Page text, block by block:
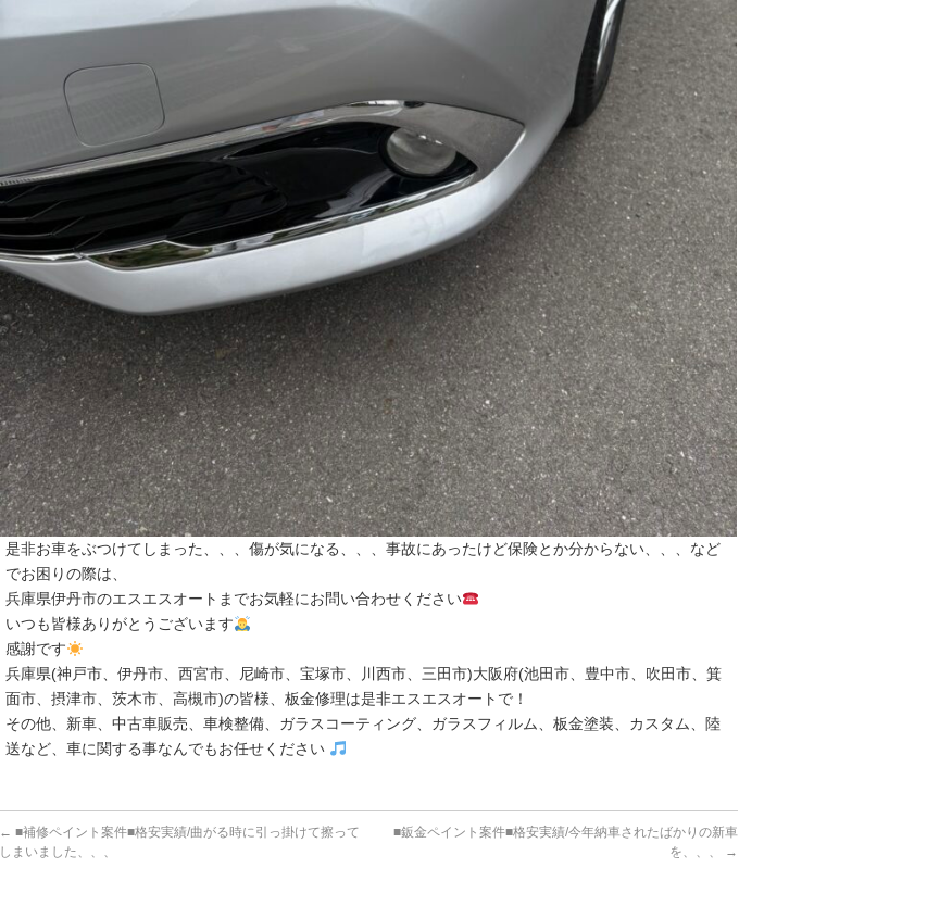
是非お車をぶつけてしまった、、、傷が気になる、、、事故にあったけど保険とか分からない、、、など
でお困りの際は、
兵庫県伊丹市のエスエスオートまでお気軽にお問い合わせください
いつも皆様ありがとうございます
感謝です
兵庫県(神戸市、伊丹市、西宮市、尼崎市、宝塚市、川西市、三田市)大阪府(池田市、豊中市、吹田市、箕
面市、摂津市、茨木市、高槻市)の皆様、板金修理は是非エスエスオートで！
その他、新車、中古車販売、車検整備、ガラスコーティング、ガラスフィルム、板金塗装、カスタム、陸
送など、車に関する事なんでもお任せください
← ■補修ペイント案件■格安実績/曲がる時に引っ掛けて擦って
しまいました、、、
■鈑金ペイント案件■格安実績/今年納車されたばかりの新車
を、、、
→